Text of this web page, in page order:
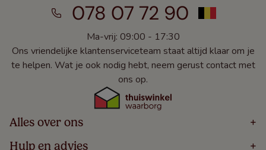
078 07 72 90
Ma-vrij: 09:00 - 17:30
Ons vriendelijke klantenserviceteam staat altijd klaar om je
te helpen. Wat je ook nodig hebt, neem gerust contact met
ons op.
Alles over ons +
Home
Hulp en advies +